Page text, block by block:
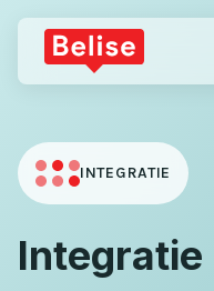
INTEGRATIE
Integratie